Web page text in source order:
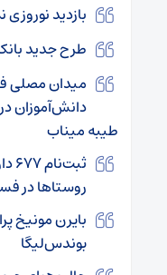
بازدید
طرح جدید
میدان مصلی
دانش‌آموزان
طیبه میناب
روستاها در
بایرن مونیخ
بوندس‌لیگا